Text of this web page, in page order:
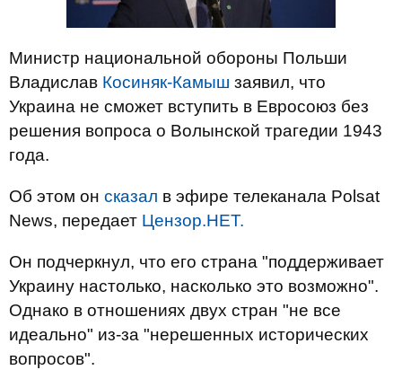
Министр национальной обороны Польши
Владислав Косиняк-Камыш заявил, что
Украина не сможет вступить в Евросоюз без
решения вопроса о Волынской трагедии 1943
года.
Об этом он сказал в эфире телеканала Polsat
News, передает Цензор.НЕТ.
Он подчеркнул, что его страна "поддерживает
Украину настолько, насколько это возможно".
Однако в отношениях двух стран "не все
идеально" из-за "нерешенных исторических
вопросов".